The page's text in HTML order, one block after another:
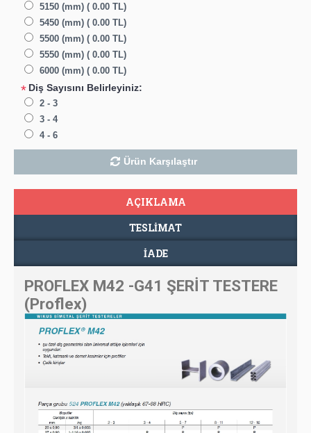
5150 (mm) ( 0.00 TL)
5450 (mm) ( 0.00 TL)
5500 (mm) ( 0.00 TL)
5550 (mm) ( 0.00 TL)
6000 (mm) ( 0.00 TL)
* Diş Sayısını Belirleyiniz:
2 - 3
3 - 4
4 - 6
Ürün Karşılaştır
AÇIKLAMA
TESLIMAT
İADE
PROFLEX M42 -G41 ŞERİT TESTERE
(Proflex)